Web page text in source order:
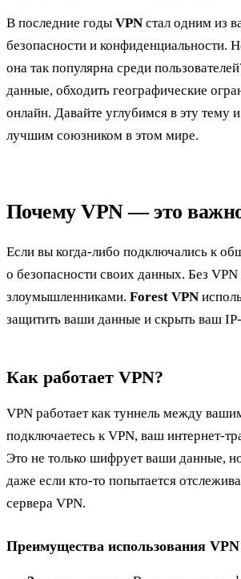
В последние годы VPN стал одним из
безопасности и конфиденциальности.
она так популярна среди
данные, обходить географические
онлайн. Давайте углубимся в эту
лучшим союзником в этом мире.
Почему VPN — это
Если вы когда-либо подключались к
о безопасности своих данных. Без
злоумышленниками. Forest VPN
защитить ваши данные и скрыть ваш
Как работает VPN?
VPN работает как туннель между
подключаетесь к VPN, ваш интернет-
Это не только шифрует ваши данные,
даже если кто-то попытается
сервера VPN.
Преимущества использования VPN